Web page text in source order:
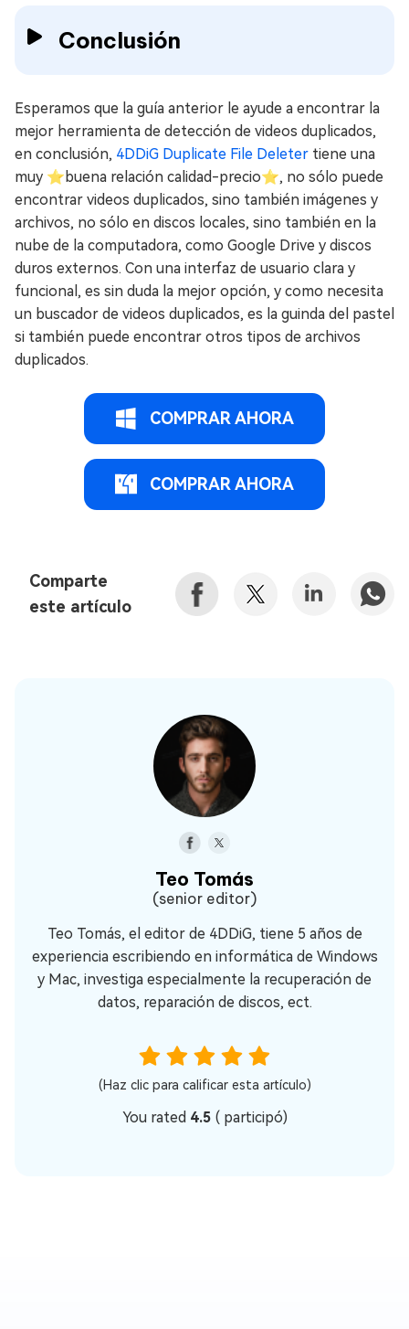
Conclusión
Esperamos que la guía anterior le ayude a encontrar la
mejor herramienta de detección de videos duplicados,
en conclusión, 4DDiG Duplicate File Deleter tiene una
muy ⭐buena relación calidad-precio⭐, no sólo puede
encontrar videos duplicados, sino también imágenes y
archivos, no sólo en discos locales, sino también en la
nube de la computadora, como Google Drive y discos
duros externos. Con una interfaz de usuario clara y
funcional, es sin duda la mejor opción, y como necesita
un buscador de videos duplicados, es la guinda del pastel
si también puede encontrar otros tipos de archivos
duplicados.
COMPRAR AHORA
COMPRAR AHORA
Comparte
este artículo
Teo Tomás
(senior editor)
Teo Tomás, el editor de 4DDiG, tiene 5 años de
experiencia escribiendo en informática de Windows
y Mac, investiga especialmente la recuperación de
datos, reparación de discos, ect.
(Haz clic para calificar esta artículo)
You rated 4.5 (participó)